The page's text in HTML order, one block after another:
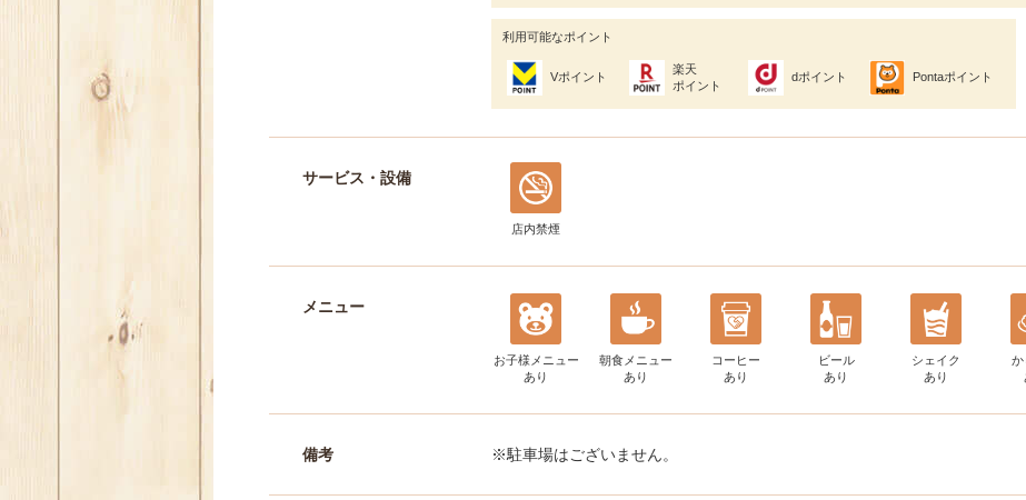
利用可能なポイント
Vポイント
楽天
ポイント
dポイント Pontaポイント
サービス・設備
店内禁煙
メニュー
お子様メニュー
あり
朝食メニュー
あり
コーヒー
あり
ビール
あり
シェイク
あり
か
備考 ※駐車場はございません。